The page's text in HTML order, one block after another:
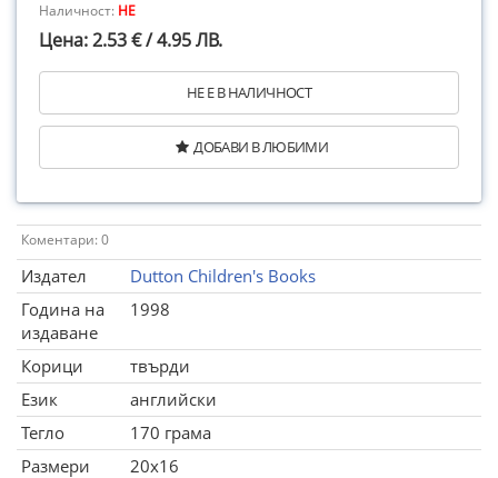
Наличност: НЕ
Цена: 2.53 € / 4.95 ЛВ.
НЕ Е В НАЛИЧНОСТ
ДОБАВИ В ЛЮБИМИ
Коментари: 0
Издател
Dutton Children's Books
Година на
издаване
1998
Корици
твърди
Език
английски
Тегло
170 грама
Размери
20x16